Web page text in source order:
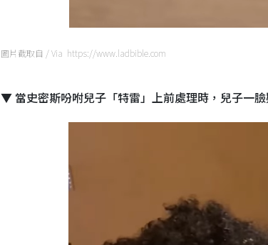
圖片截取自 / Via https://www.ladbible.com
▼ 當史密斯吩咐兒子「特雷」上前處理時，兒子一臉